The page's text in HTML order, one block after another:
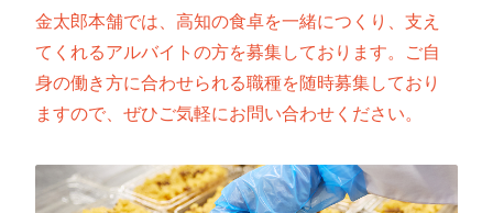
金太郎本舗では、高知の食卓を一緒につくり、支え
てくれるアルバイトの方を募集しております。ご自
身の働き方に合わせられる職種を随時募集しており
ますので、ぜひご気軽にお問い合わせください。